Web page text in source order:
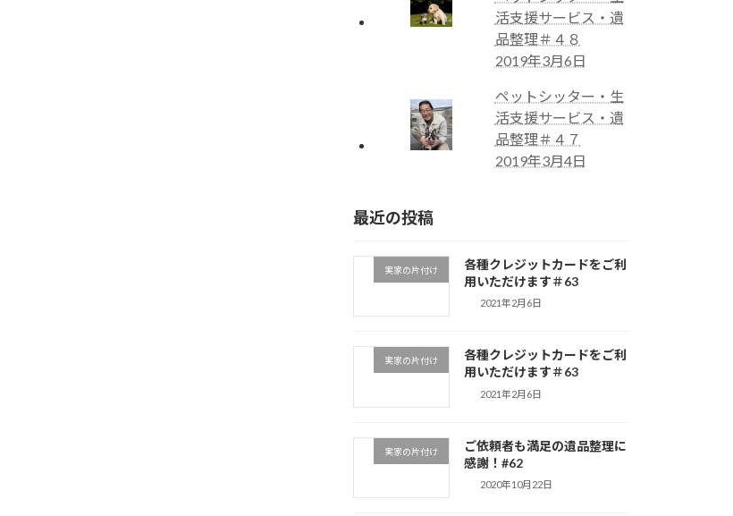
活支援サービス・遺
品整理＃４８
2019年3月6日
ペットシッター・生
活支援サービス・遺
品整理＃４７
2019年3月4日
最近の投稿
実家の片付け
各種クレジットカードをご利
用いただけます＃63
2021年2月6日
実家の片付け
各種クレジットカードをご利
用いただけます＃63
2021年2月6日
実家の片付け
ご依頼者も満足の遺品整理に
感謝！#62
2020年10月22日